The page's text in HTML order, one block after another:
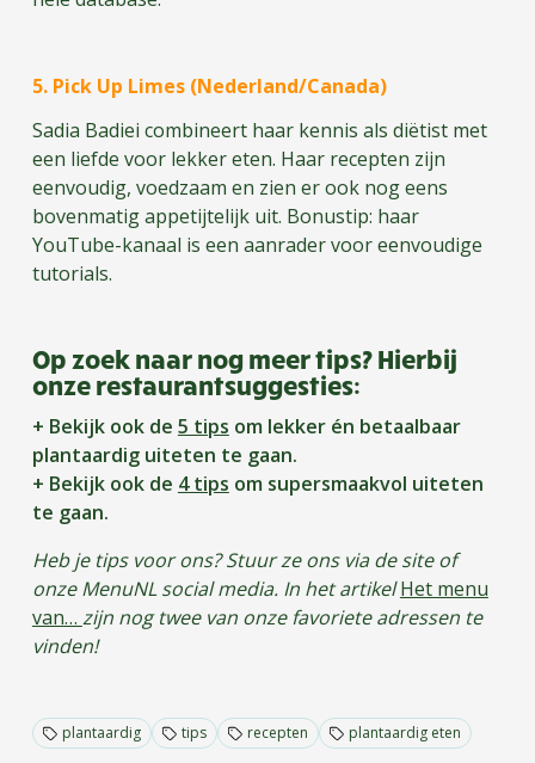
5. Pick Up Limes (Nederland/Canada)
Sadia Badiei combineert haar kennis als diëtist met
een liefde voor lekker eten. Haar recepten zijn
eenvoudig, voedzaam en zien er ook nog eens
bovenmatig appetijtelijk uit. Bonustip: haar
YouTube-kanaal is een aanrader voor eenvoudige
tutorials.
Op zoek naar nog meer tips? Hierbij
onze restaurantsuggesties:
+ Bekijk ook de 5 tips om lekker én betaalbaar
plantaardig uiteten te gaan.
+ Bekijk ook de 4 tips om supersmaakvol uiteten
te gaan.
Heb je tips voor ons? Stuur ze ons via de site of
onze MenuNL social media. In het artikelHet menu
van… zijn nog twee van onze favoriete adressen te
vinden!
plantaardig tips recepten plantaardig eten